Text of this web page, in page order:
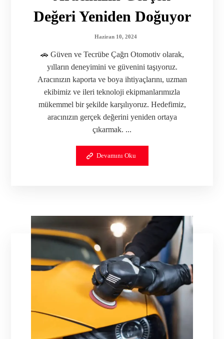
Değeri Yeniden Doğuyor
Haziran 10, 2024
🚗 Güven ve Tecrübe Çağrı Otomotiv olarak,
yılların deneyimini ve güvenini taşıyoruz.
Aracınızın kaporta ve boya ihtiyaçlarını, uzman
ekibimiz ve ileri teknoloji ekipmanlarımızla
mükemmel bir şekilde karşılıyoruz. Hedefimiz,
aracınızın gerçek değerini yeniden ortaya
çıkarmak. ...
Devamını Oku